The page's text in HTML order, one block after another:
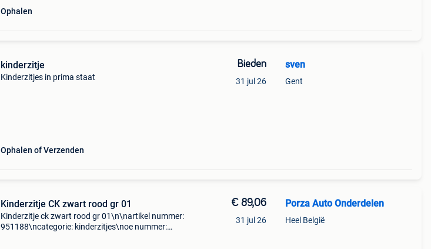
Ophalen
kinderzitje
Kinderzitjes in prima staat
Ophalen of Verzenden
Bieden
31 jul 26
sven
Gent
Kinderzitje CK zwart rood gr 01
Kinderzitje ck zwart rood gr 01\n\nartikel nummer:
951188\ncategorie: kinderzitjes\noe nummer:
€ 89,06
31 jul 26
Porza Auto Onderdelen
Heel België